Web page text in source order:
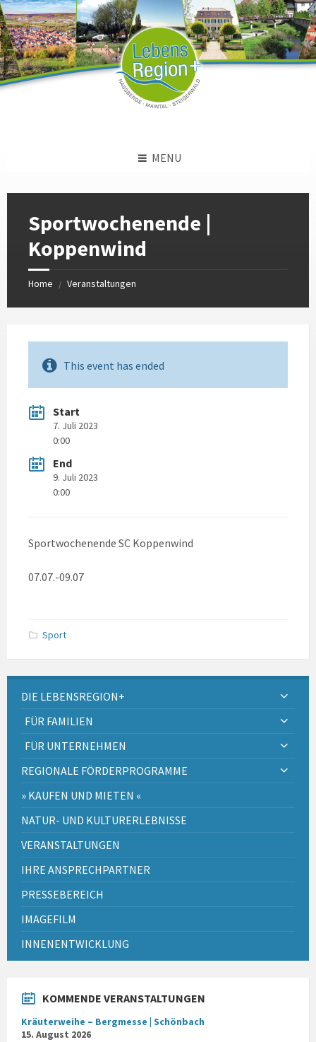
Skip
to
content
Skip
to
left
sidebar
Skip
to
footer
MENU
Sportwochenende |
Koppenwind
Home / Veranstaltungen
This event has ended
Start
7. Juli 2023
0:00
End
9. Juli 2023
0:00
Sportwochenende SC Koppenwind
07.07.-09.07
Sport
DIE LEBENSREGION+
FÜR FAMILIEN
FÜR UNTERNEHMEN
REGIONALE FÖRDERPROGRAMME
» KAUFEN UND MIETEN «
NATUR- UND KULTURERLEBNISSE
VERANSTALTUNGEN
IHRE ANSPRECHPARTNER
PRESSEBEREICH
IMAGEFILM
INNENENTWICKLUNG
KOMMENDE VERANSTALTUNGEN
Kräuterweihe – Bergmesse | Schönbach
15. August 2026